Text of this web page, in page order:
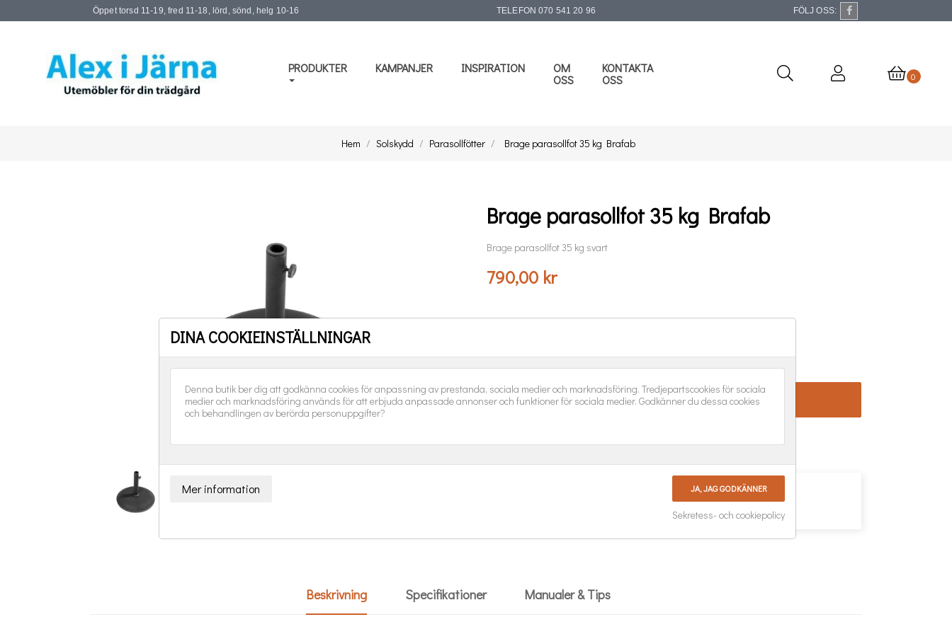
Öppet torsd 11-19, fred 11-18, lörd, sönd, helg 10-16 TELEFON 070 541 20 96 FÖLJ OSS:
PRODUKTER KAMPANJER INSPIRATION
OM
OSS
KONTAKTA
OSS
0
Hem Solskydd Parasollfötter Brage parasollfot 35 kg Brafab
Brage parasollfot 35 kg Brafab
Brage parasollfot 35 kg svart
790,00 kr
LÄGG I VARUKORGEN
2026-08-20
Beskrivning Specifikationer Manualer & Tips
DINA COOKIEINSTÄLLNINGAR
Denna butik ber dig att godkänna cookies för anpassning av prestanda, sociala medier och marknadsföring. Tredjepartscookies för sociala
medier och marknadsföring används för att erbjuda anpassade annonser och funktioner för sociala medier. Godkänner du dessa cookies
och behandlingen av berörda personuppgifter?
Sekretess- och cookiepolicy